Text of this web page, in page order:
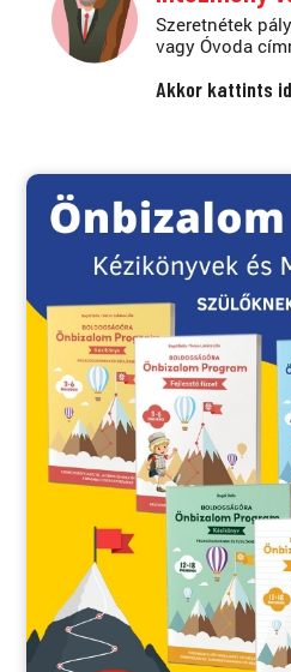
Szeretnétek
vagy Óvoda
Akkor kattints